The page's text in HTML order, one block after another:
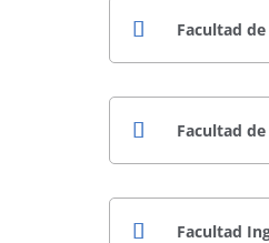
Facultad
Facultad
Facultad